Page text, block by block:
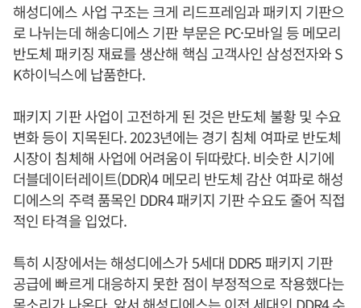
해성디에스 사업 구조는 크게 리드프레임과 패키지 기판으
로 나뉘는데 해송디에스 기판 부문은 PC·모바일 등 메모리
반도체 패키징 재료를 생산해 핵심 고객사인 삼성전자와 S
K하이닉스에 납품한다.
패키지 기판 사업이 고전하게 된 것은 반도체 불황 및 수요
변화 등이 지목된다. 2023년에는 경기 침체 여파로 반도체
시장이 침체해 사업에 어려움이 뒤따랐다. 비슷한 시기에
더블데이터레이트(DDR)4 메모리 반도체 감산 여파로 해성
디에스의 주력 품목인 DDR4 패키지 기판 수요도 줄어 직접
적인 타격을 입었다.
특히 시장에서는 해성디에스가 5세대 DDR5 패키지 기판
공급에 빠르게 대응하지 못한 점이 부정적으로 작용했다는